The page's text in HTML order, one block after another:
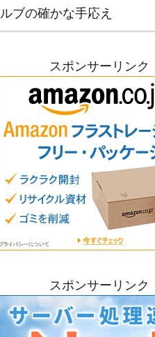
ルブの確かな手応え
スポンサーリンク
スポンサーリンク